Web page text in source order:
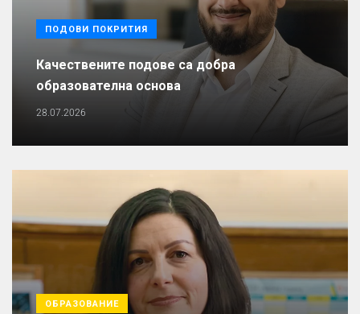
ПОДОВИ ПОКРИТИЯ
Качествените подове са добра
образователна основа
28.07.2026
ОБРАЗОВАНИЕ